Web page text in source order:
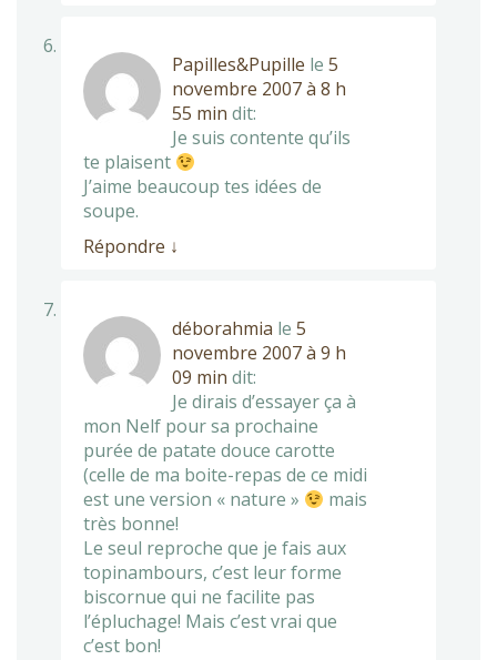
Papilles&Pupille le 5
novembre 2007 à 8 h
55 min dit:
Je suis contente qu’ils
te plaisent
J’aime beaucoup tes idées de
soupe.
Répondre ↓
déborahmia le 5
novembre 2007 à 9 h
09 min dit:
Je dirais d’essayer ça à
mon Nelf pour sa prochaine
purée de patate douce carotte
(celle de ma boite-repas de ce midi
est une version « nature »
mais
très bonne!
Le seul reproche que je fais aux
topinambours, c’est leur forme
biscornue qui ne facilite pas
l’épluchage! Mais c’est vrai que
c’est bon!